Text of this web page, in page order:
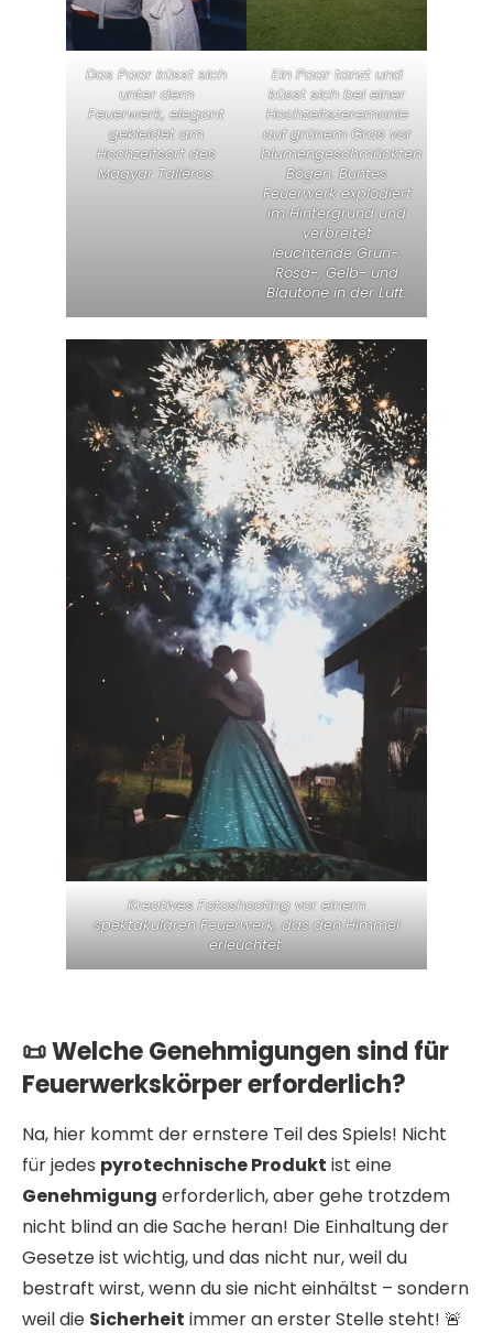
Das Paar küsst sich
unter dem
Feuerwerk, elegant
gekleidet am
Hochzeitsort des
Magyar Talléros.
Ein Paar tanzt und
küsst sich bei einer
Hochzeitszeremonie
auf grünem Gras vor
blumengeschmückten
Bögen. Buntes
Feuerwerk explodiert
im Hintergrund und
verbreitet
leuchtende Grün-,
Rosa-, Gelb- und
Blautöne in der Luft.
Kreatives Fotoshooting vor einem
spektakulären Feuerwerk, das den Himmel
erleuchtet.
📜 Welche Genehmigungen sind für
Feuerwerkskörper erforderlich?
Na, hier kommt der ernstere Teil des Spiels! Nicht
für jedes pyrotechnische Produkt ist eine
Genehmigung erforderlich, aber gehe trotzdem
nicht blind an die Sache heran! Die Einhaltung der
Gesetze ist wichtig, und das nicht nur, weil du
bestraft wirst, wenn du sie nicht einhältst – sondern
weil die Sicherheit immer an erster Stelle steht! 🚨